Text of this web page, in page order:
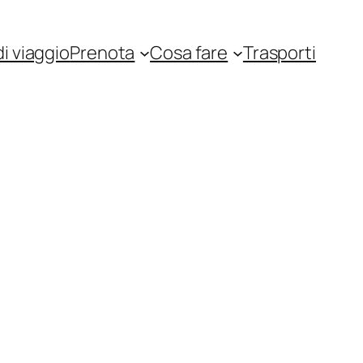
viaggioPrenota Cosa fare Trasporti